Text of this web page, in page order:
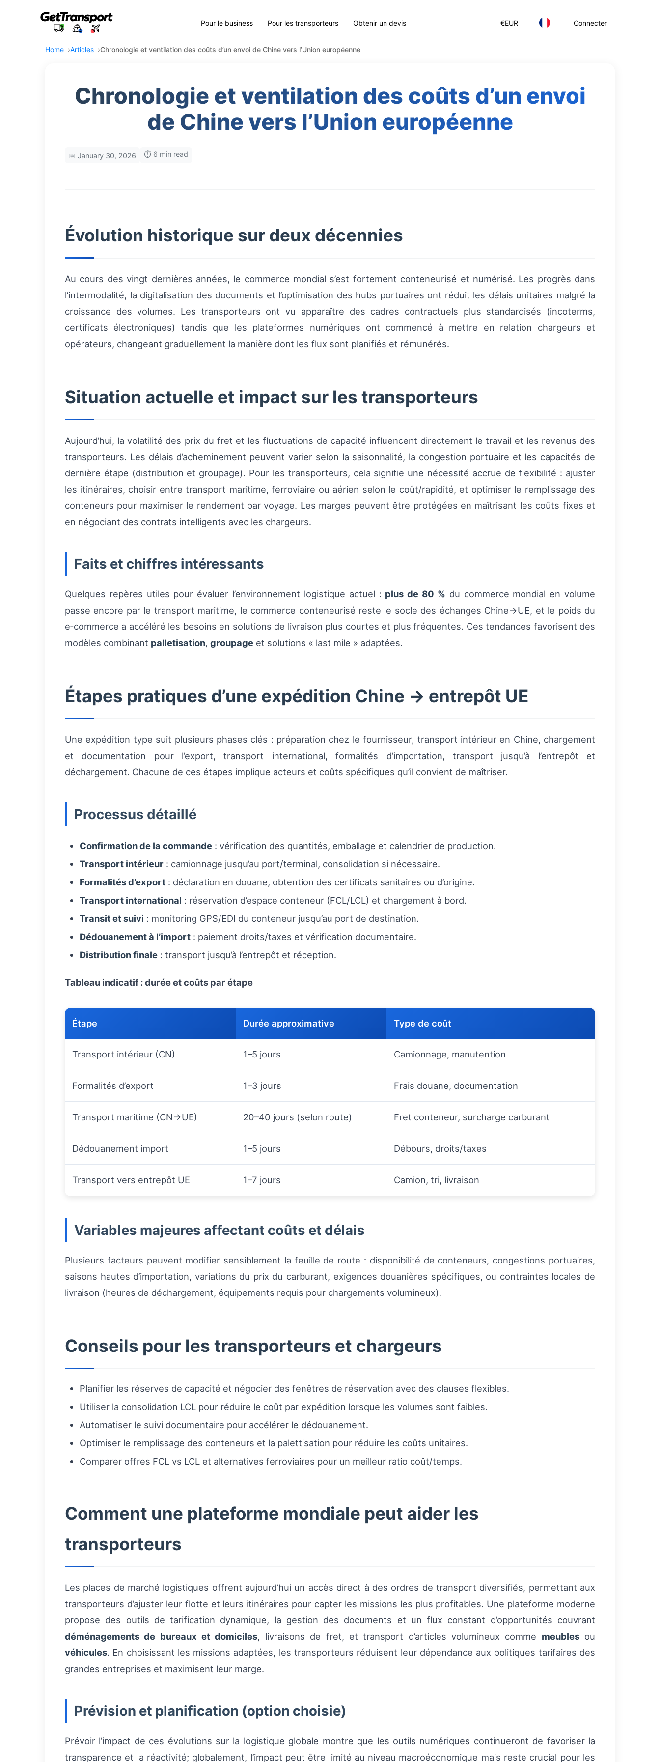
€EUR Connecter
Pour le business Pour les transporteurs Obtenir un devis
Home Articles Chronologie et ventilation des coûts d’un envoi de Chine vers l’Union européenne
Chronologie et ventilation des coûts d’un envoi
de Chine vers l’Union européenne
📅 January 30, 2026 ⏱️ 6 min read
Évolution historique sur deux décennies
Au cours des vingt dernières années, le commerce mondial s’est fortement conteneurisé et numérisé. Les progrès dans
l’intermodalité, la digitalisation des documents et l’optimisation des hubs portuaires ont réduit les délais unitaires malgré la
croissance des volumes. Les transporteurs ont vu apparaître des cadres contractuels plus standardisés (incoterms,
certificats électroniques) tandis que les plateformes numériques ont commencé à mettre en relation chargeurs et
opérateurs, changeant graduellement la manière dont les flux sont planifiés et rémunérés.
Situation actuelle et impact sur les transporteurs
Aujourd’hui, la volatilité des prix du fret et les fluctuations de capacité influencent directement le travail et les revenus des
transporteurs. Les délais d’acheminement peuvent varier selon la saisonnalité, la congestion portuaire et les capacités de
dernière étape (distribution et groupage). Pour les transporteurs, cela signifie une nécessité accrue de flexibilité : ajuster
les itinéraires, choisir entre transport maritime, ferroviaire ou aérien selon le coût/rapidité, et optimiser le remplissage des
conteneurs pour maximiser le rendement par voyage. Les marges peuvent être protégées en maîtrisant les coûts fixes et
en négociant des contrats intelligents avec les chargeurs.
Faits et chiffres intéressants
Quelques repères utiles pour évaluer l’environnement logistique actuel : plus de 80 % du commerce mondial en volume
passe encore par le transport maritime, le commerce conteneurisé reste le socle des échanges Chine→UE, et le poids du
e‑commerce a accéléré les besoins en solutions de livraison plus courtes et plus fréquentes. Ces tendances favorisent des
modèles combinant palletisation, groupage et solutions « last mile » adaptées.
Étapes pratiques d’une expédition Chine → entrepôt UE
Une expédition type suit plusieurs phases clés : préparation chez le fournisseur, transport intérieur en Chine, chargement
et documentation pour l’export, transport international, formalités d’importation, transport jusqu’à l’entrepôt et
déchargement. Chacune de ces étapes implique acteurs et coûts spécifiques qu’il convient de maîtriser.
Processus détaillé
Confirmation de la commande : vérification des quantités, emballage et calendrier de production.
Transport intérieur : camionnage jusqu’au port/terminal, consolidation si nécessaire.
Formalités d’export : déclaration en douane, obtention des certificats sanitaires ou d’origine.
Transport international : réservation d’espace conteneur (FCL/LCL) et chargement à bord.
Transit et suivi : monitoring GPS/EDI du conteneur jusqu’au port de destination.
Dédouanement à l’import : paiement droits/taxes et vérification documentaire.
Distribution finale : transport jusqu’à l’entrepôt et réception.
Tableau indicatif : durée et coûts par étape
Étape Durée approximative Type de coût
Transport intérieur (CN) 1–5 jours Camionnage, manutention
Formalités d’export 1–3 jours Frais douane, documentation
Transport maritime (CN→UE) 20–40 jours (selon route) Fret conteneur, surcharge carburant
Dédouanement import 1–5 jours Débours, droits/taxes
Transport vers entrepôt UE 1–7 jours Camion, tri, livraison
Variables majeures affectant coûts et délais
Plusieurs facteurs peuvent modifier sensiblement la feuille de route : disponibilité de conteneurs, congestions portuaires,
saisons hautes d’importation, variations du prix du carburant, exigences douanières spécifiques, ou contraintes locales de
livraison (heures de déchargement, équipements requis pour chargements volumineux).
Conseils pour les transporteurs et chargeurs
Planifier les réserves de capacité et négocier des fenêtres de réservation avec des clauses flexibles.
Utiliser la consolidation LCL pour réduire le coût par expédition lorsque les volumes sont faibles.
Automatiser le suivi documentaire pour accélérer le dédouanement.
Optimiser le remplissage des conteneurs et la palettisation pour réduire les coûts unitaires.
Comparer offres FCL vs LCL et alternatives ferroviaires pour un meilleur ratio coût/temps.
Comment une plateforme mondiale peut aider les
transporteurs
Les places de marché logistiques offrent aujourd’hui un accès direct à des ordres de transport diversifiés, permettant aux
transporteurs d’ajuster leur flotte et leurs itinéraires pour capter les missions les plus profitables. Une plateforme moderne
propose des outils de tarification dynamique, la gestion des documents et un flux constant d’opportunités couvrant
déménagements de bureaux et domiciles, livraisons de fret, et transport d’articles volumineux comme meublesou
véhicules. En choisissant les missions adaptées, les transporteurs réduisent leur dépendance aux politiques tarifaires des
grandes entreprises et maximisent leur marge.
Prévision et planification (option choisie)
Prévoir l’impact de ces évolutions sur la logistique globale montre que les outils numériques continueront de favoriser la
transparence et la réactivité; globalement, l’impact peut être limité au niveau macroéconomique mais reste crucial pour les